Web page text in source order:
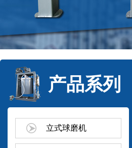
产品系列
立式球磨机